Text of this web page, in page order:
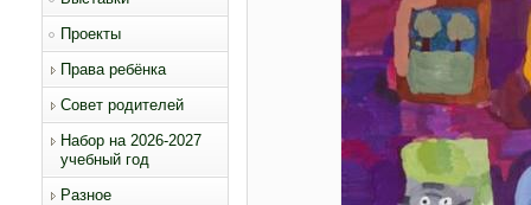
Проекты
Права ребёнка
Совет родителей
Набор на 2026-2027
учебный год
Разное